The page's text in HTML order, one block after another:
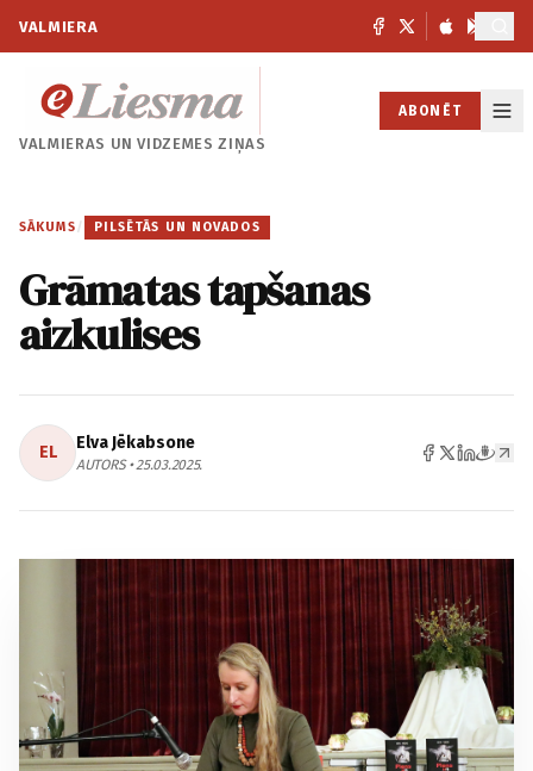
VALMIERA
VALMIERAS UNVIDZEMES ZIŅAS
ABONĒT
SĀKUMS / PILSĒTĀS UN NOVADOS
Grāmatas tapšanas
aizkulises
EL Elva Jēkabsone
AUTORS • 25.03.2025.